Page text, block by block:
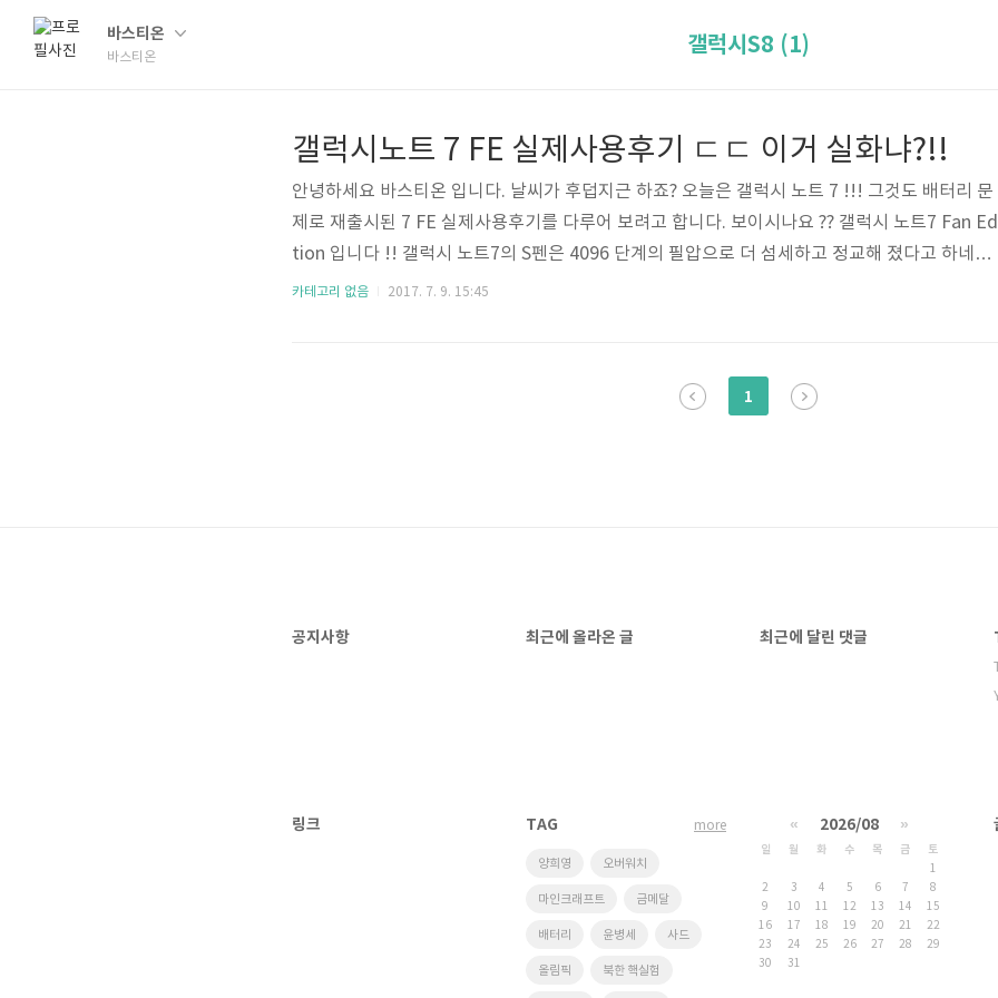
바스티온
바스티온 갤럭시S8 (1)
갤럭시노트 7 FE 실제사용후기 ㄷㄷ 이거 실화냐?!!
안녕하세요 바스티온 입니다. 날씨가 후덥지근 하죠? 오늘은 갤럭시 노트 7 !!! 그것도 배터리 문
제로 재출시된 7 FE 실제사용후기를 다루어 보려고 합니다. 보이시나요 ?? 갤럭시 노트7 Fan
tion 입니다 !! 갤럭시 노트7의 S펜은 4096 단계의 필압으로 더 섬세하고 정교해 졌다고 하네요
!! 배터리에 신경을 쓴만큼 배터리는 안전하게 만들었다고 생각이 듭니다 !! 가격은 약 70만원 정
다른 감흥이 없다고 하네요 ㅋㅋㅋㅋㅋ 이상 갤럭시 노트7 FE 후기를 마치겠습니다 !!
카테고리 없음 2017. 7. 9. 15:45
1
공지사항 최근에 올라온 글 최근에 달린 댓글
링크 TAG
양희영 오버워치
마인크래프트 금메달
배터리 윤병세 사드
올림픽 북한 핵실험
more « 2026/08 »
일 월 화 수 목 금
토
1
2
3 4 5 6 7
8
9
10 11 12 13 14
15
16
17 18 19 20 21
22
23
24 25 26 27 28
29
30
31